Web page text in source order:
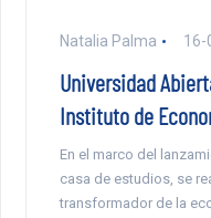
Natalia Palma 16-
Universidad
Instituto de
En el marco del
casa de estudios, se
transformador de la